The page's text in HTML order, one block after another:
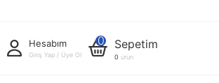
Hesabım
Giriş Yap / Üye Ol
0 Sepetim
0 ürün